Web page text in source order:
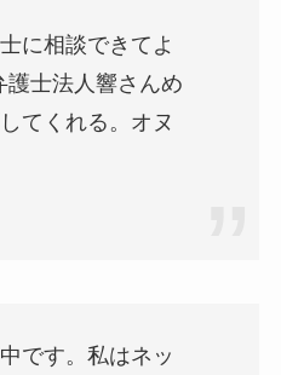
に相談できてよ
護士法人響さんめ
てくれる。オヌ
です。私はネッ